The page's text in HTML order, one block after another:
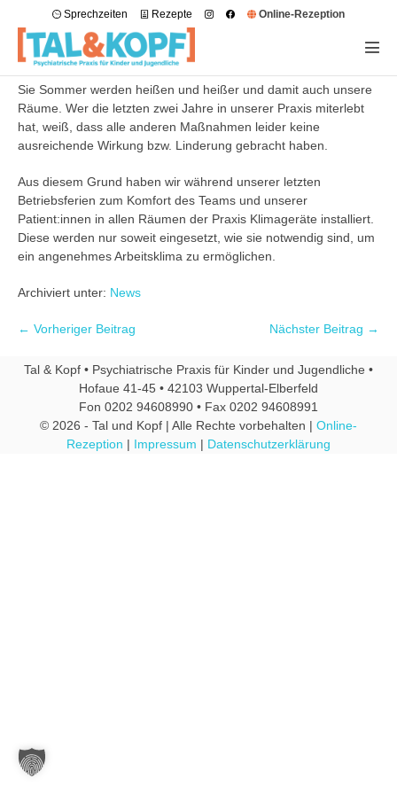
Sprechzeiten Rezepte Online-Rezeption
Sie Sommer werden heißen und heißer und damit auch unsere
Räume. Wer die letzten zwei Jahre in unserer Praxis miterlebt
hat, weiß, dass alle anderen Maßnahmen leider keine
ausreichende Wirkung bzw. Linderung gebracht haben.
Aus diesem Grund haben wir während unserer letzten
Betriebsferien zum Komfort des Teams und unserer
Patient:innen in allen Räumen der Praxis Klimageräte installiert.
Diese werden nur soweit eingesetzt, wie sie notwendig sind, um
ein angenehmes Arbeitsklima zu ermöglichen.
Archiviert unter: News
← Vorheriger Beitrag Nächster Beitrag →
Tal & Kopf • Psychiatrische Praxis für Kinder und Jugendliche •
Hofaue 41-45 • 42103 Wuppertal-Elberfeld
Fon 0202 94608990 • Fax 0202 94608991
© 2026 - Tal und Kopf | Alle Rechte vorbehalten | Online-
Rezeption | Impressum | Datenschutzerklärung